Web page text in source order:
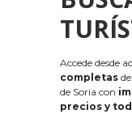
Accede desde
completas
de Soria con
precios y